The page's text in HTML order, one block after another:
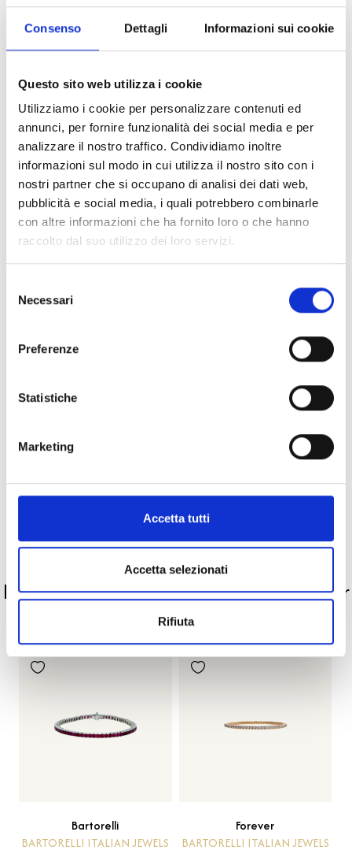
Consenso Dettagli Informazioni sui cookie
Questo sito web utilizza i cookie
Utilizziamo i cookie per personalizzare contenuti ed
annunci, per fornire funzionalità dei social media e per
analizzare il nostro traffico. Condividiamo inoltre
informazioni sul modo in cui utilizza il nostro sito con i
nostri partner che si occupano di analisi dei dati web,
pubblicità e social media, i quali potrebbero combinarle
con altre informazioni che ha fornito loro o che hanno
raccolto dal suo utilizzo dei loro servizi.
delNecessari
Preferenze
Statistiche
Marketing
Accetta tutti
Accetta selezionati
Rifiuta
* Campi obbligatori
Invia richiesta
Reso facile e veloce
PRONTA consegna
Spedizione Gratuita
Specifiche Tecniche
Marchio
Codice
PRODOTTI SIMILI
La nostra selezione di prodotti scelti per
te
Bartorelli
BARTORELLI ITALIAN JEWELS
Forever
BARTORELLI ITALIAN JEWELS